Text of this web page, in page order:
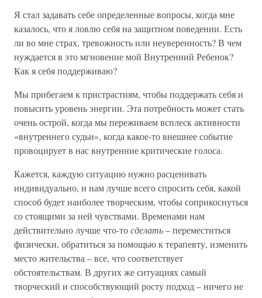
Я стал задавать себе определенные вопросы, когда мне
казалось, что я ловлю себя на защитном поведении. Есть
ли во мне страх, тревожность или неуверенность? В чем
нуждается в это мгновение мой Внутренний Ребенок?
Как я себя поддерживаю?
Мы прибегаем к пристрастиям, чтобы поддержать себя и
повысить уровень энергии. Эта потребность может стать
очень острой, когда мы переживаем всплеск активности
«внутреннего судьи», когда какое-то внешнее событие
провоцирует в нас внутренние критические голоса.
Кажется, каждую ситуацию нужно расценивать
индивидуально, и нам лучше всего спросить себя, какой
способ будет наиболее творческим, чтобы соприкоснуться
со стоящими за ней чувствами. Временами нам
действительно лучше что-тосделать– переместиться
физически, обратиться за помощью к терапевту, изменить
место жительства – все, что соответствует
обстоятельствам. В других же ситуациях самый
творческий и способствующий росту подход – ничего не